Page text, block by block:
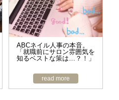
ABCネイル人事の本音。
「就職前にサロン雰囲気を
知るベストな策は…？！」
read more